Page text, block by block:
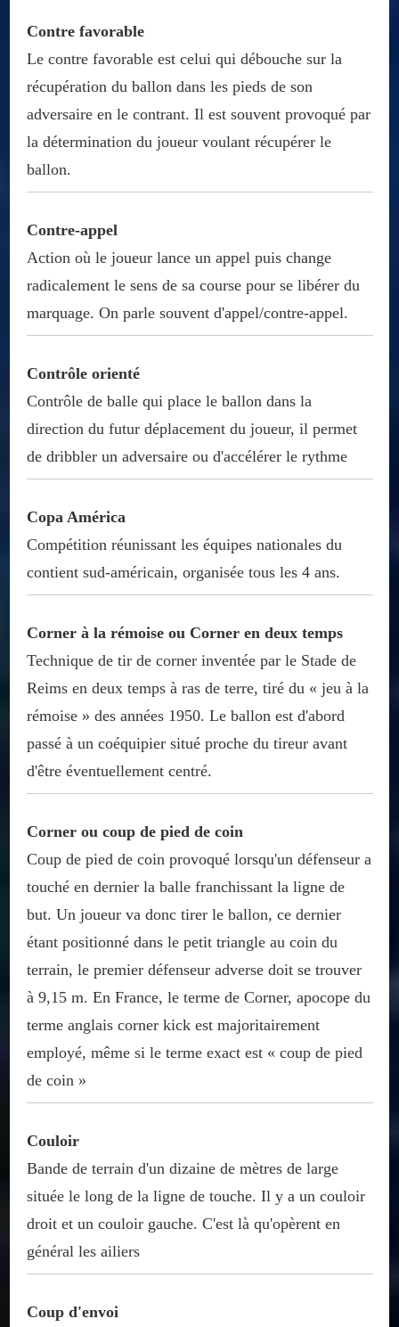
Contre favorable
Le contre favorable est celui qui débouche sur la
récupération du ballon dans les pieds de son
adversaire en le contrant. Il est souvent provoqué par
la détermination du joueur voulant récupérer le
ballon.
Contre-appel
Action où le joueur lance un appel puis change
radicalement le sens de sa course pour se libérer du
marquage. On parle souvent d'appel/contre-appel.
Contrôle orienté
Contrôle de balle qui place le ballon dans la
direction du futur déplacement du joueur, il permet
de dribbler un adversaire ou d'accélérer le rythme
Copa América
Compétition réunissant les équipes nationales du
contient sud-américain, organisée tous les 4 ans.
Corner à la rémoise ou Corner en deux temps
Technique de tir de corner inventée par le Stade de
Reims en deux temps à ras de terre, tiré du « jeu à la
rémoise » des années 1950. Le ballon est d'abord
passé à un coéquipier situé proche du tireur avant
d'être éventuellement centré.
Corner ou coup de pied de coin
Coup de pied de coin provoqué lorsqu'un défenseur a
touché en dernier la balle franchissant la ligne de
but. Un joueur va donc tirer le ballon, ce dernier
étant positionné dans le petit triangle au coin du
terrain, le premier défenseur adverse doit se trouver
à 9,15 m. En France, le terme de Corner, apocope du
terme anglais corner kick est majoritairement
employé, même si le terme exact est « coup de pied
de coin »
Couloir
Bande de terrain d'un dizaine de mètres de large
située le long de la ligne de touche. Il y a un couloir
droit et un couloir gauche. C'est là qu'opèrent en
général les ailiers
Coup d'envoi